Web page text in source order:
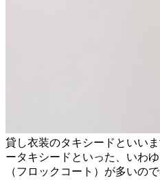
貸し衣装のタキシードといい
ータキシードといった、いわ
（フロックコート）が多いの